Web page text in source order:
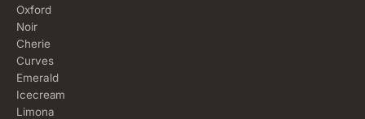
Oxford
Noir
Cherie
Curves
Emerald
Icecream
Limona